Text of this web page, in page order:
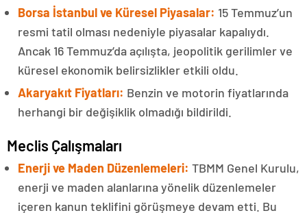
Borsa İstanbul ve Küresel Piyasalar: 15 Temmuz’un
resmi tatil olması nedeniyle piyasalar kapalıydı.
Ancak 16 Temmuz’da açılışta, jeopolitik gerilimler ve
küresel ekonomik belirsizlikler etkili oldu.
Akaryakıt Fiyatları: Benzin ve motorin fiyatlarında
herhangi bir değişiklik olmadığı bildirildi.
Meclis Çalışmaları
Enerji ve Maden Düzenlemeleri: TBMM Genel Kurulu,
enerji ve maden alanlarına yönelik düzenlemeler
içeren kanun teklifini görüşmeye devam etti. Bu